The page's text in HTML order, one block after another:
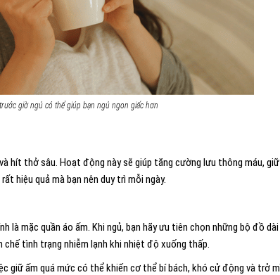
giờ ngủ có thể giúp bạn ngủ ngon giấc hơn
hít thở sâu. Hoạt động này sẽ giúp tăng cường lưu thông máu,
hiệu quả mà bạn nên duy trì mỗi ngày.
là mặc quần áo ấm. Khi ngủ, bạn hãy ưu tiên chọn những bộ đồ
tình trạng nhiễm lạnh khi nhiệt độ xuống thấp.
giữ ấm quá mức có thể khiến cơ thể bí bách, khó cử động và trở